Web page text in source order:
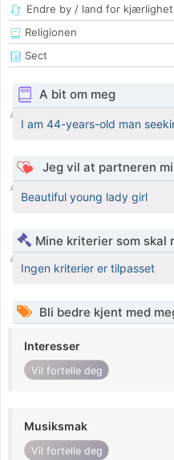
Endre by / land for kjærlighet
Religionen
Sect
A bit om meg
I am 44-years-old man
Jeg vil at partneren
Beautiful young lady girl
Mine kriterier som skal
Ingen kriterier er tilpasset
Bli bedre kjent med
Interesser
Vil fortelle deg
Musiksmak
Vil fortelle deg